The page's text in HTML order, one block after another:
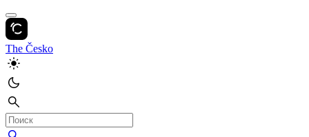
The Česko